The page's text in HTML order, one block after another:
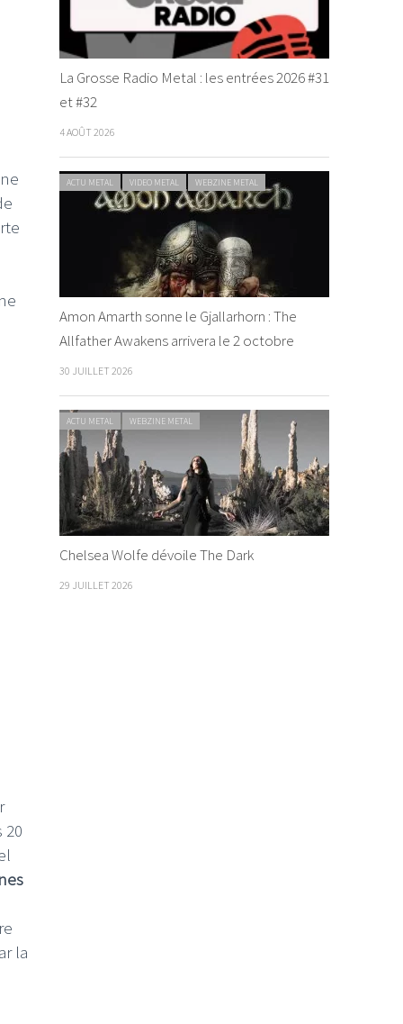
la
La Grosse Radio Metal : les entrées 2026 #31
et #32
4 AOÛT 2026
ACTU METAL VIDEO METAL WEBZINE METAL
Amon Amarth sonne le Gjallarhorn : The
Allfather Awakens arrivera le 2 octobre
30 JUILLET 2026
ACTU METAL WEBZINE METAL
Chelsea Wolfe dévoile The Dark
29 JUILLET 2026